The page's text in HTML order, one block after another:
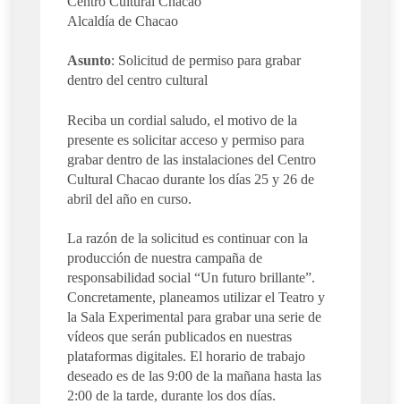
Alcaldía de Chacao
Asunto: Solicitud de permiso para grabar
dentro del centro cultural
Reciba un cordial saludo, el motivo de la
presente es solicitar acceso y permiso para
grabar dentro de las instalaciones del Centro
Cultural Chacao durante los días 25 y 26 de
abril del año en curso.
La razón de la solicitud es continuar con la
producción de nuestra campaña de
responsabilidad social “Un futuro brillante”.
Concretamente, planeamos utilizar el Teatro y
la Sala Experimental para grabar una serie de
vídeos que serán publicados en nuestras
plataformas digitales. El horario de trabajo
deseado es de las 9:00 de la mañana hasta las
2:00 de la tarde, durante los dos días.